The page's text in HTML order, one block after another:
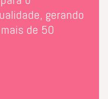
gerando
de 50